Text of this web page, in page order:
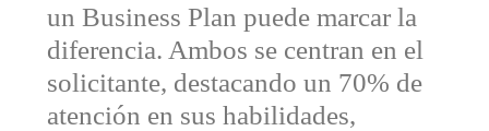
un Business Plan puede marcar la
diferencia. Ambos se centran en el
solicitante, destacando un 70% de
atención en sus habilidades,